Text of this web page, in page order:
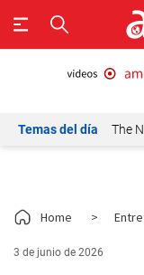
Temas del día The
Home >
3 de junio de 2026